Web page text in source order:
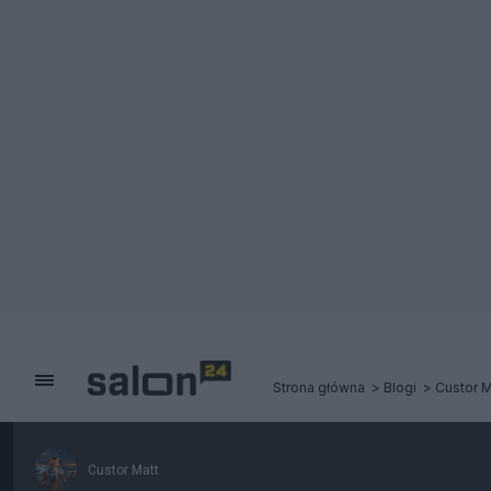
Strona główna Blogi Custor
Custor Matt